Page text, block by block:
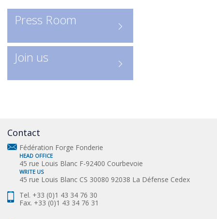
Press Room
Join us
Contact
Fédération Forge Fonderie
HEAD OFFICE
45 rue Louis Blanc F-92400 Courbevoie
WRITE US
45 rue Louis Blanc CS 30080 92038 La Défense Cedex
Tel. +33 (0)1 43 34 76 30
Fax. +33 (0)1 43 34 76 31